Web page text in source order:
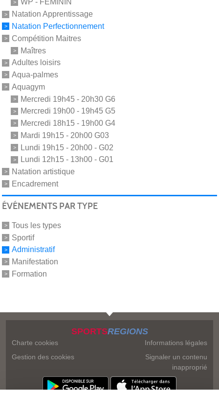
WP - FEMININ
Natation Apprentissage
Natation Perfectionnement
Compétition Maitres
Maîtres
Adultes loisirs
Aqua-palmes
Aquagym
Mercredi 19h45 - 20h30 G6
Mercredi 19h00 - 19h45 G5
Mercredi 18h15 - 19h00 G4
Mardi 19h15 - 20h00 G03
Lundi 19h15 - 20h00 - G02
Lundi 12h15 - 13h00 - G01
Natation artistique
Encadrement
ÉVÉNEMENTS PAR TYPE
Tous les types
Sportif
Administratif
Manifestation
Formation
SPORTSREGIONS
Charte cookies
Gestion des cookies
Informations légales
Signaler un contenu
inapproprié